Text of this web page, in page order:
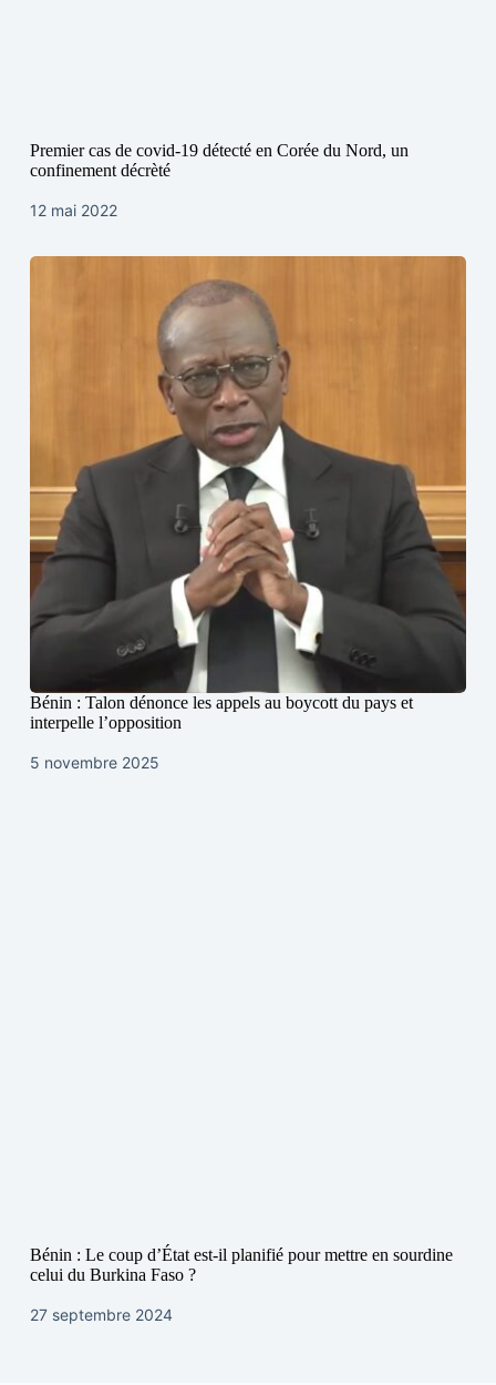
Premier cas de covid-19 détecté en Corée du Nord, un
confinement décrèté
12 mai 2022
Bénin : Talon dénonce les appels au boycott du pays et
interpelle l’opposition
5 novembre 2025
Bénin : Le coup d’État est-il planifié pour mettre en sourdine
celui du Burkina Faso ?
27 septembre 2024